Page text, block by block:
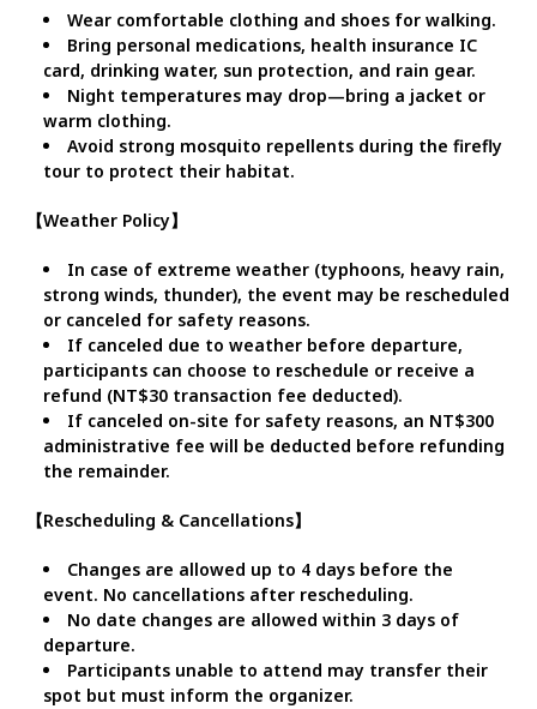
Wear comfortable clothing and shoes for walking.
Bring personal medications, health insurance IC
card, drinking water, sun protection, and rain gear.
Night temperatures may drop—bring a jacket or
warm clothing.
Avoid strong mosquito repellents during the firefly
tour to protect their habitat.
【Weather Policy】
In case of extreme weather (typhoons, heavy rain,
strong winds, thunder), the event may be rescheduled
or canceled for safety reasons.
If canceled due to weather before departure,
participants can choose to reschedule or receive a
refund (NT$30 transaction fee deducted).
If canceled on-site for safety reasons, an NT$300
administrative fee will be deducted before refunding
the remainder.
【Rescheduling & Cancellations】
Changes are allowed up to 4 days before the
event. No cancellations after rescheduling.
No date changes are allowed within 3 days of
departure.
Participants unable to attend may transfer their
spot but must inform the organizer.